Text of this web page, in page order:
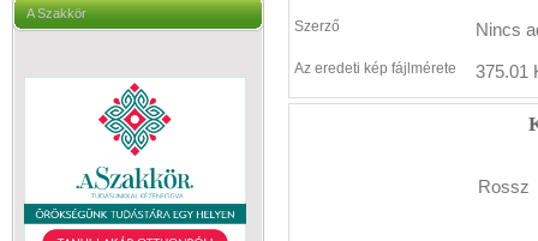
A Szakkör
Szerző Nincs
Az eredeti kép fájlmérete 375.01
Rossz